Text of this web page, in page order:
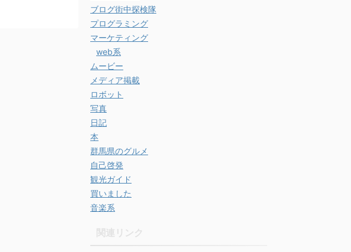
ブログ街中探検隊
プログラミング
マーケティング
web系
ムービー
メディア掲載
ロボット
写真
日記
本
群馬県のグルメ
自己啓発
観光ガイド
買いました
音楽系